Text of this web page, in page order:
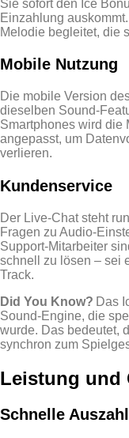
Sie sofort den Ice
Einzahlung
Melodie begleitet, die
Mobile Nutzung
Die mobile Version
dieselben
Smartphones wird die
angepasst, um
verlieren.
Kundenservice
Der Live‑Chat steht
Fragen zu
Support‑Mitarbeiter
schnell zu lösen – sei
Track.
Did You Know? Das
Sound‑Engine, die
wurde. Das bedeutet,
synchron zum
Leistung und
Schnelle